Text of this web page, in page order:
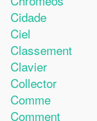
Cidade
Ciel
Classement
Clavier
Collector
Comme
Comment